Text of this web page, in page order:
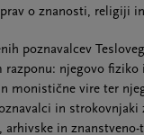
o znanosti, religiji
poznavalcev
razponu: njegovo
monistične vire ter
in strokovnjaki
in znanstveno-